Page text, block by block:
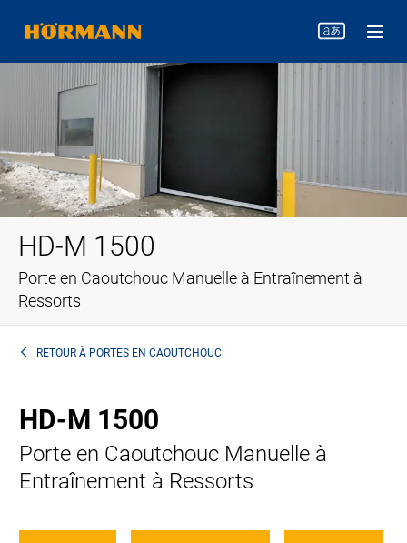
HD-M 1500
Porte en Caoutchouc Manuelle à Entraînement à
Ressorts
RETOUR À PORTES EN CAOUTCHOUC
HD-M 1500
Porte en Caoutchouc Manuelle à
Entraînement à Ressorts